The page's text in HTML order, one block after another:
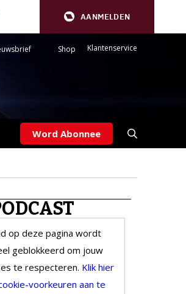
AANMELDEN
Shop Klantenservice
Word Abonnee
op deze pagina wordt
geblokkeerd om jouw
te respecteren. Klik hier
voorkeuren aan te